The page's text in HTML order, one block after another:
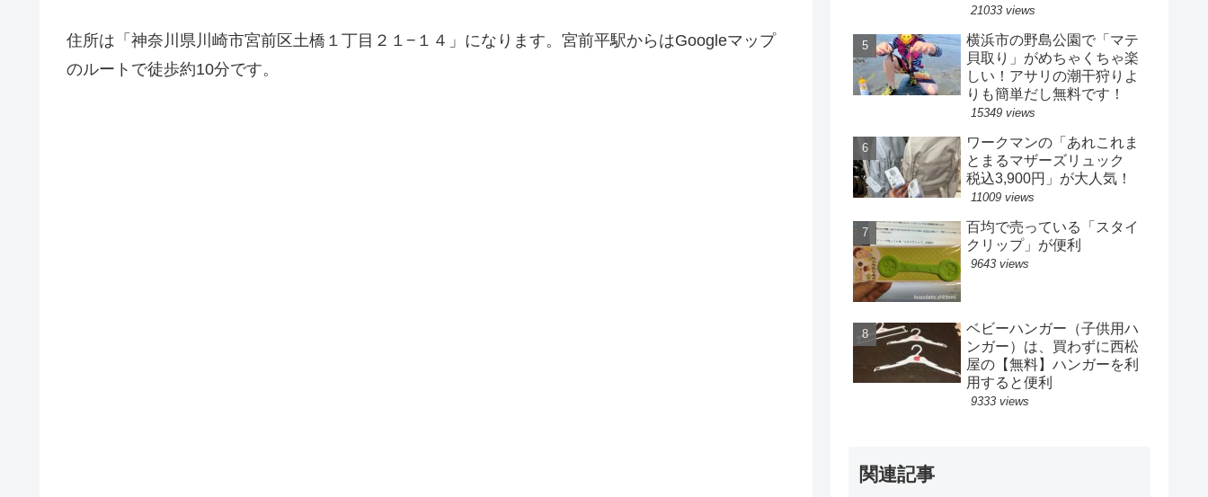
住所は「神奈川県川崎市宮前区土橋１丁目２１−１４」になります。宮前平駅からはGoogleマップ
のルートで徒歩約10分です。
立たなくなりました！【治
21033 views
横浜市の野島公園で「マテ
貝取り」がめちゃくちゃ楽
しい！アサリの潮干狩りよ
りも簡単だし無料です！
15349 views
ワークマンの「あれこれま
とまるマザーズリュック
税込3,900円」が大人気！
11009 views
百均で売っている「スタイ
クリップ」が便利
9643 views
ベビーハンガー（子供用ハ
ンガー）は、買わずに西松
屋の【無料】ハンガーを利
用すると便利
9333 views
関連記事